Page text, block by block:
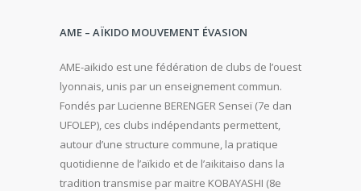
AME – AÏKIDO MOUVEMENT ÉVASION
AME-aikido est une fédération de clubs de l’ouest
lyonnais, unis par un enseignement commun.
Fondés par Lucienne BERENGER Senseï (7e dan
UFOLEP), ces clubs indépendants permettent,
autour d’une structure commune, la pratique
quotidienne de l’aïkido et de l’aikitaiso dans la
tradition transmise par maitre KOBAYASHI (8e